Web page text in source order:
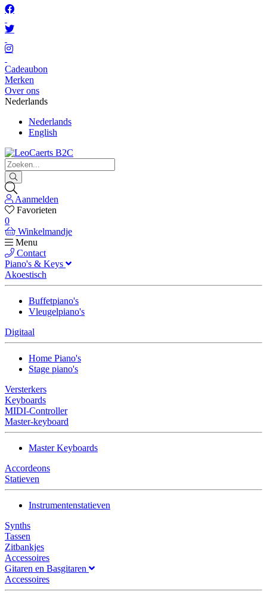
Cadeaubon
Merken
Over ons
Nederlands
Nederlands
English
Aanmelden
Favorieten
0
Winkelmandje
Menu
Contact
Piano's & Keys
Akoestisch
Buffetpiano's
Vleugelpiano's
Digitaal
Home Piano's
Stage piano's
Versterkers
Keyboards
MIDI-Controller
Master-keyboard
Master Keyboards
Accordeons
Statieven
Instrumentenstatieven
Synths
Tassen
Zitbankjes
Accessoires
Gitaren en Basgitaren
Accessoires